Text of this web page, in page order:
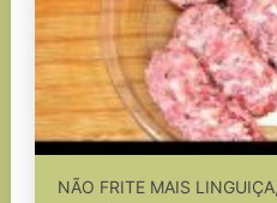
NÃO FRITE MAIS